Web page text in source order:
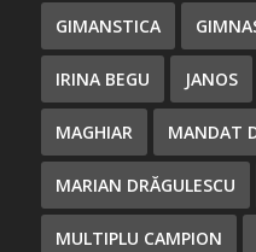
GIMANSTICA
IRINA BEGU JANOS
MAGHIAR MANDAT
MARIAN DRĂGULESCU
MULTIPLU CAMPION